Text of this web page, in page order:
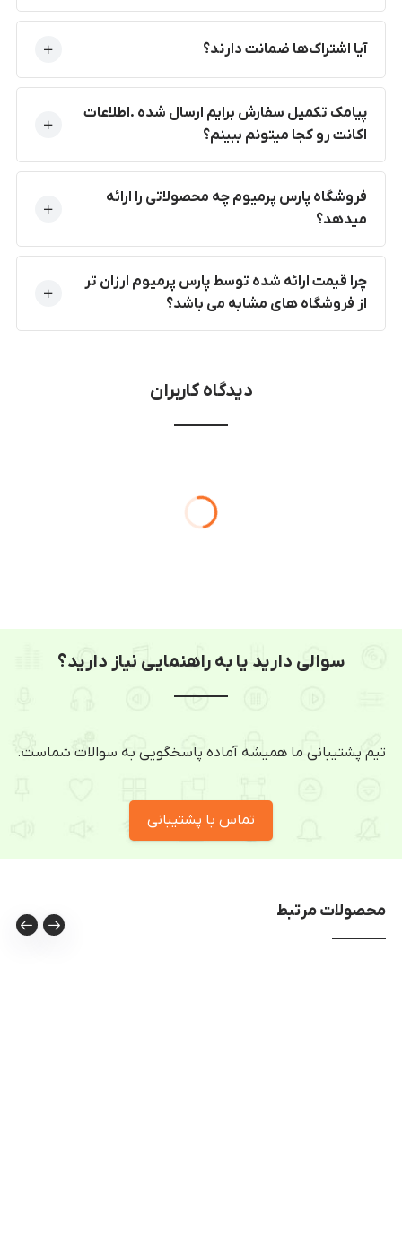
آیا اشتراک‌ها ضمانت دارند؟
پیامک تکمیل سفارش برایم ارسال شده .اطلاعات
اکانت رو کجا میتونم ببینم؟
فروشگاه پارس پرمیوم چه محصولاتی را ارائه
میدهد؟
چرا قیمت ارائه شده توسط پارس پرمیوم ارزان تر
از فروشگاه های مشابه می باشد؟
دیدگاه کاربران
سوالی دارید یا به راهنمایی نیاز دارید؟
تیم پشتیبانی ما همیشه آماده پاسخگویی به سوالات شماست.
تماس با پشتیبانی
محصولات مرتبط